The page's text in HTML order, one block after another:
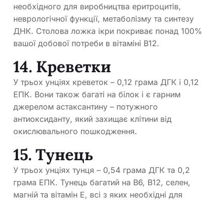
необхідного для виробництва еритроцитів,
неврологічної функції, метаболізму та синтезу
ДНК. Столова ложка ікри покриває понад 100%
вашої добової потреби в вітаміні B12.
14. Креветки
У трьох унціях креветок – 0,12 грама ДГК і 0,12
ЕПК. Вони також багаті на білок і є гарним
джерелом астаксантину – потужного
антиоксиданту, який захищає клітини від
окислювального пошкодження.
15. Тунець
У трьох унціях тунця – 0,54 грама ДГК та 0,2
грама ЕПК. Тунець багатий на B6, B12, селен,
магній та вітамін E, всі з яких необхідні для